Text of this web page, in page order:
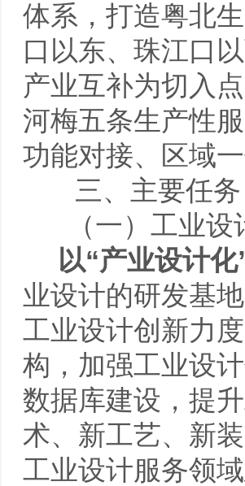
体系，打造粤北
口以东、珠江口
产业互补为切入
河梅五条生产性
功能对接、区域
三、主要任务
（一）工业设
以“产业设计化
业设计的研发基
工业设计创新力
构，加强工业设
数据库建设，提
术、新工艺、新
工业设计服务领